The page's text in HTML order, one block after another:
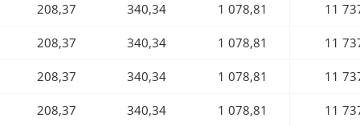
208,37 340,34 1 078,81 11
208,37 340,34 1 078,81 11
208,37 340,34 1 078,81 11
208,37 340,34 1 078,81 11